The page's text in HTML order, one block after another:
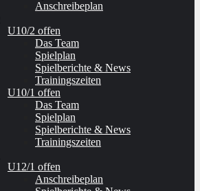
Anschreibeplan
U10/2 offen
Das Team
Spielplan
Spielberichte & News
Trainingszeiten
U10/1 offen
Das Team
Spielplan
Spielberichte & News
Trainingszeiten
U12/1 offen
Anschreibeplan